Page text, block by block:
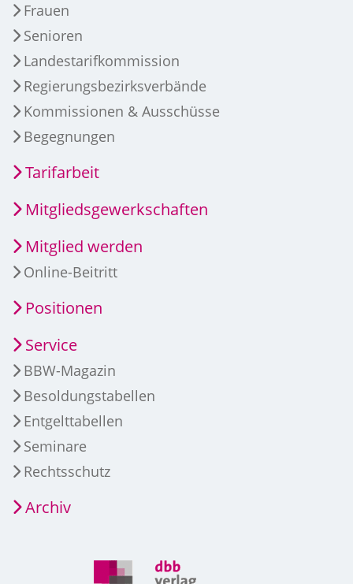
Frauen
Senioren
Landestarifkommission
Regierungsbezirksverbände
Kommissionen & Ausschüsse
Begegnungen
Tarifarbeit
Mitgliedsgewerkschaften
Mitglied werden
Online-Beitritt
Positionen
Service
BBW-Magazin
Besoldungstabellen
Entgelttabellen
Seminare
Rechtsschutz
Archiv